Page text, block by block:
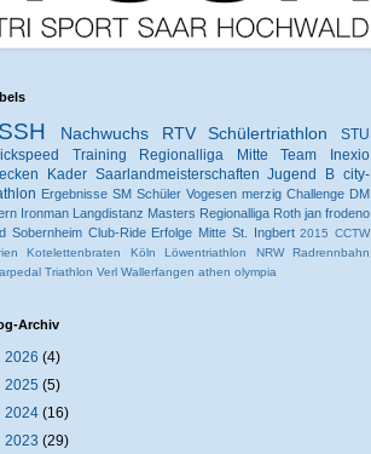
Nachwuchs RTV Schülertriathlon
STU
Training Regionalliga Mitte
Team Inexio
Kader Saarlandmeisterschaften Jugend B city-
Ergebnisse SM Schüler Vogesen merzig Challenge DM
Ironman Langdistanz Masters Regionalliga Roth jan frodeno
Sobernheim Club-Ride Erfolge Mitte St. Ingbert 2015 CCTW
Kotelettenbraten Köln Löwentriathlon NRW
Radrennbahn
Triathlon Verl Wallerfangen athen olympia
Archiv
2026 (4)
2025 (5)
2024 (16)
2023 (29)